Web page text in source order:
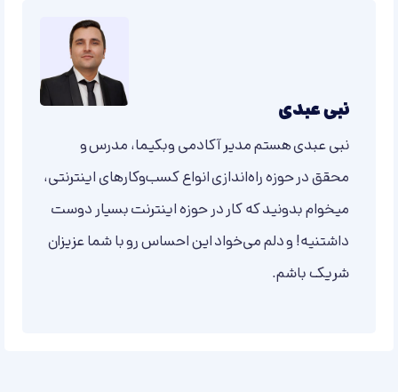
نبی عبدی
نبی عبدی هستم مدیر آکادمی وبکیما، مدرس و
محقق در حوزه راه‌اندازی انواع کسب‌وکارهای اینترنتی،
میخوام بدونید که کار در حوزه اینترنت بسیار دوست
داشتنیه! و دلم می‌خواد این احساس رو با شما عزیزان
شریک باشم.